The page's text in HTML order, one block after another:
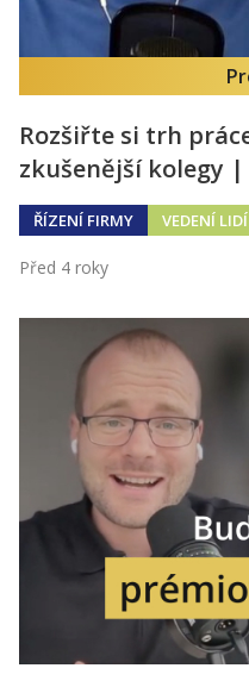
Rozšiřte si trh
zkušenější kolegy
ŘÍZENÍ FIRMY VEDENÍ LIDÍ
Před 4 roky